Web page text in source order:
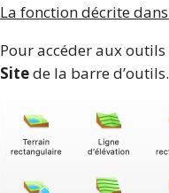
La fonction décrite
Pour accéder aux outils
Sitede la barre